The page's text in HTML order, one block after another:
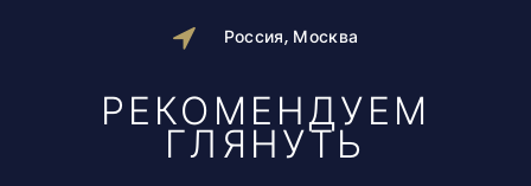
Россия, Москва
РЕКОМЕНДУЕМ
ГЛЯНУТЬ